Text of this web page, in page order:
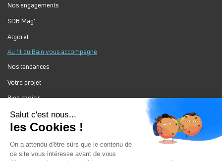
Nos engagements
SDB Mag'
Algorel
Au fil du Bain vous accompagne
Nos tendances
Votre projet
Bien choisir
Forum Au Fil du Bain
Nos produits